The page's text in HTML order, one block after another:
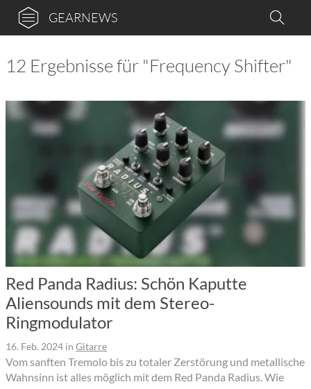
GEARNEWS
12 Ergebnisse für "Frequency Shifter"
Red Panda Radius: Schön Kaputte
Aliensounds mit dem Stereo-
Ringmodulator
16. Feb. 2024 in Gitarre
Vom sanften Tremolo bis zu totaler Zerstörung und metallische
Wahnsinn ist alles möglich mit dem Red Panda Radius. Wie